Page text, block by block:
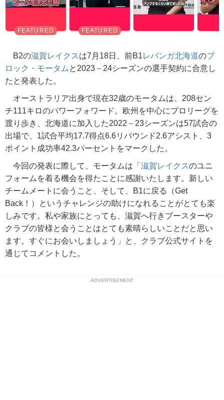
B2の滋賀レイクスは7月18日、前B1レバンガ北海道のブ
ロック・モータム と2023－24シーズンの選手契約に合意し
たと発表した。
オーストラリア出身で現在32歳のモータムは、208セン
チ111キロのパワーフォワード。欧州を中心にプロリーグを
渡り歩き、北海道に加入した2022－23シーズンは57試合の
出場で、1試合平均17.7得点6.6リバウンド2.6アシスト、3
ポイント成功率42.3パーセントをマークした。
今回の発表に際して、モータムは「 滋賀レイクスのユニ
フォームを着る機会を得たことに感謝いたします。新しい
チームメートに会うこと、そして、B1に戻る（Get
Back！）というチャレンジの助けになれることがとても楽
しみです。私や家族にとっても、滋賀へ行きブースターや
クラブの皆様と会うことはとても素晴らしいことだと思い
ます。すぐにお会いしましょう」と、クラブ公式サイトを
通じてコメントした。
ADVERTISEMENT